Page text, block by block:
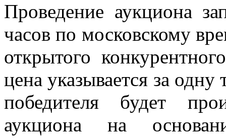
Проведение аукциона
часов по московскому
открытого
цена указывается за
победителя будет
аукциона на